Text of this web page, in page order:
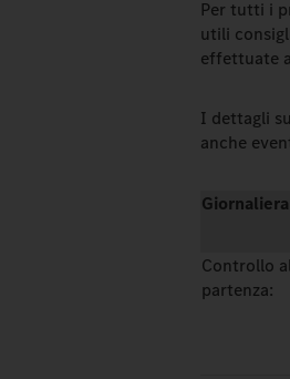
Per tutti i
utili
effettuate
I dettagli
anche
Giornaliera
Controllo
partenza: